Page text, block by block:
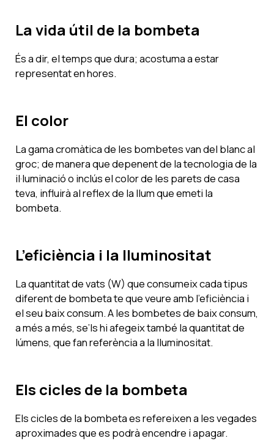
La vida útil de la bombeta
És a dir, el temps que dura; acostuma a estar
representat en hores.
El color
La gama cromàtica de les bombetes van del blanc al
groc; de manera que depenent de la tecnologia de la
il·luminació o inclús el color de les parets de casa
teva, influirà al reflex de la llum que emeti la
bombeta.
L’eficiència i la lluminositat
La quantitat de vats (W) que consumeix cada tipus
diferent de bombeta te que veure amb l’eficiència i
el seu baix consum. A les bombetes de baix consum,
a més a més, se’ls hi afegeix també la quantitat de
lúmens, que fan referència a la lluminositat.
Els cicles de la bombeta
Els cicles de la bombeta es refereixen a les vegades
aproximades que es podrà encendre i apagar.